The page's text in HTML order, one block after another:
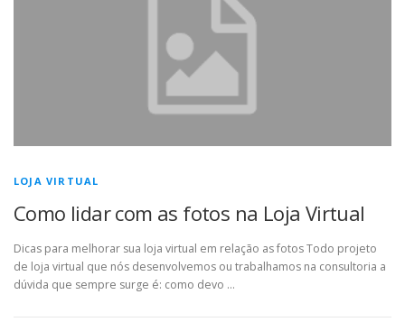
LOJA VIRTUAL
Como lidar com as fotos na Loja Virtual
Dicas para melhorar sua loja virtual em relação as fotos Todo projeto
de loja virtual que nós desenvolvemos ou trabalhamos na consultoria a
dúvida que sempre surge é: como devo …